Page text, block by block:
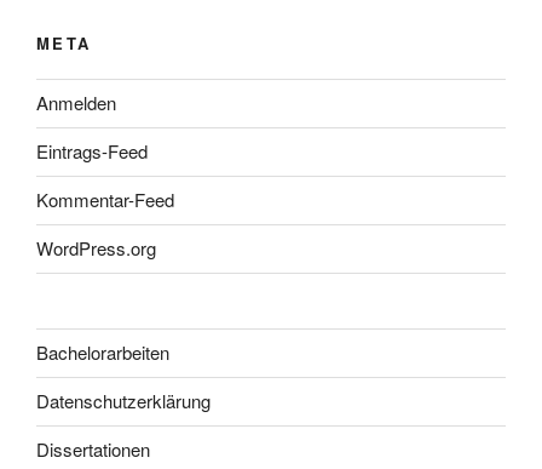
META
Anmelden
Eintrags-Feed
Kommentar-Feed
WordPress.org
Bachelorarbeiten
Datenschutzerklärung
Dissertationen